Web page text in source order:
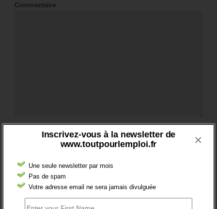
Inscrivez-vous à la newsletter de
www.toutpourlemploi.fr
Une seule newsletter par mois
Pas de spam
Votre adresse email ne sera jamais divulguée
×
Commentaire
Email *
Site web